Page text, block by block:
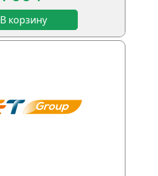
В корзину